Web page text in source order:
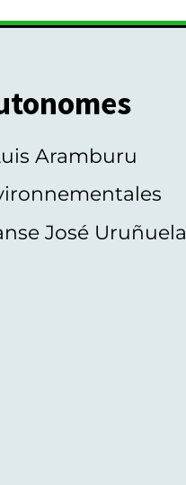
Aramburu
José Uruñuela